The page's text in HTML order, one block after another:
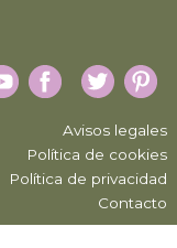
Avisos legales
Política de cookies
Política de privacidad
Contacto